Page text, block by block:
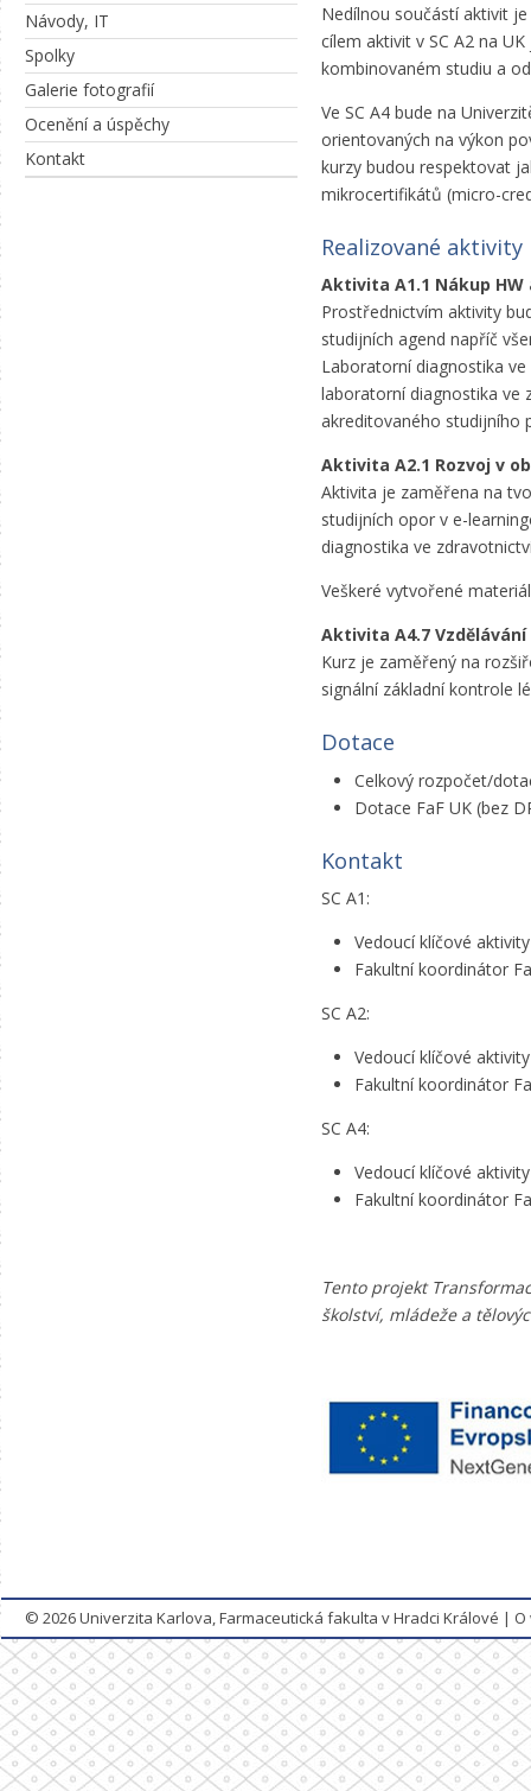
Návody, IT
Spolky
Galerie fotografií
Ocenění a úspěchy
Kontakt
Nedílnou součástí aktivit
cílem aktivit v SC A2 na
kombinovaném studiu a
Ve SC A4 bude na
orientovaných na výkon
kurzy budou respektovat
mikrocertifikátů (micro-
Realizované aktivity
Aktivita A1.1 Nákup
Prostřednictvím aktivity
studijních agend napříč
Laboratorní diagnostika
laboratorní diagnostika ve
akreditovaného studijního
Aktivita A2.1 Rozvoj v
Aktivita je zaměřena na
studijních opor v e-
diagnostika ve
Veškeré vytvořené
Aktivita A4.7
Kurz je zaměřený na
signální základní kontrole
Dotace
Celkový rozpočet/
Dotace FaF UK (bez
Kontakt
SC A1:
Vedoucí klíčové
Fakultní koordinátor
SC A2:
Vedoucí klíčové
Fakultní koordinátor
SC A4:
Vedoucí klíčové
Fakultní koordinátor
Tento projekt
školství, mládeže a
© 2026Univerzita Karlova, Farmaceutická fakulta v Hradci Králové |